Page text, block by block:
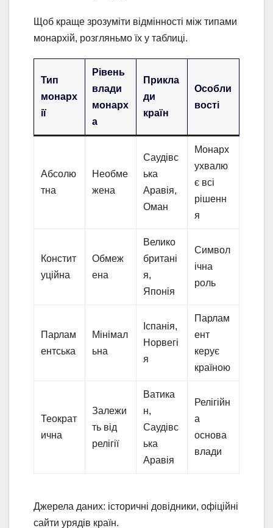
Щоб краще зрозуміти відмінності між типами
монархій, розгляньмо їх у таблиці.
Тип
монарх
ії
Рівень
влади
монарх
а
Прикла
ди
країн
Особли
вості
Абсолю
тна
Необме
жена
Саудівс
ька
Аравія,
Оман
Монарх
ухвалю
є всі
рішенн
я
Констит
уційна
Обмеж
ена
Велико
британі
я,
Японія
Символ
ічна
роль
Парлам
ентська
Мінімал
ьна
Іспанія,
Норвегі
я
Парлам
ент
керує
країною
Теократ
ична
Залежи
ть від
релігії
Ватика
н,
Саудівс
ька
Аравія
Релігійн
а
основа
влади
Джерела даних: історичні довідники, офіційні
сайти урядів країн.